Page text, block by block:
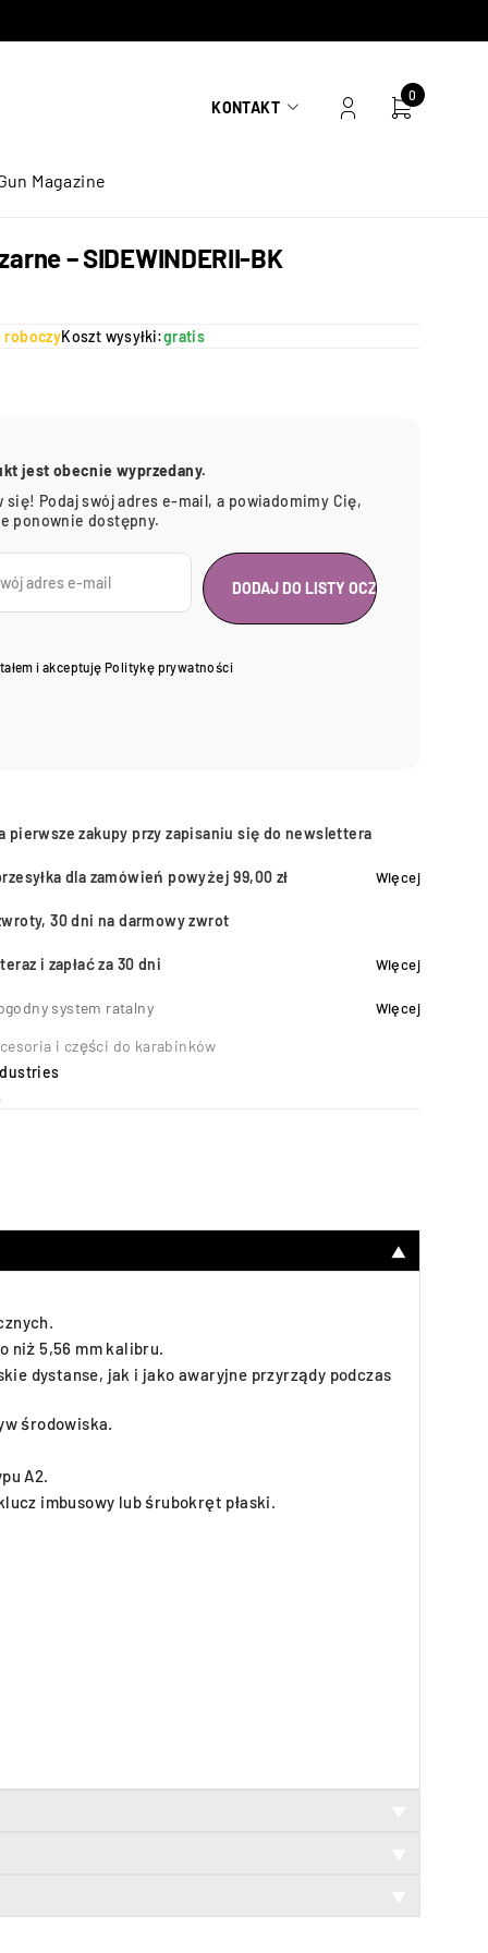
KONTAKT
0
Magazine
– SIDEWINDERII-BK
roboczyKoszt wysyłki:gratis
jest obecnie wyprzedany.
się! Podaj swój adres e-mail, a powiadomimy Cię,
ponownie dostępny.
i akceptuję Politykę prywatności
pierwsze zakupy przy zapisaniu się do newslettera
dla zamówień powyżej 99,00 zł Więcej
30 dni na darmowy zwrot
i zapłać za 30 dni Więcej
system ratalny Więcej
i części do karabinków
▼
niż 5,56 mm kalibru.
dystanse, jak i jako awaryjne przyrządy podczas
środowiska.
A2.
imbusowy lub śrubokręt płaski.